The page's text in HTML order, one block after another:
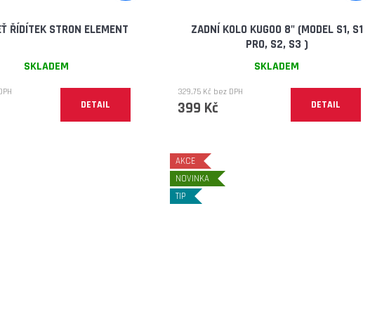
ŘÍDÍTEK STRON ELEMENT
SKLADEM
DETAIL
ZADNÍ KOLO KUGOO 8" (MODEL S1, S1
PRO, S2, S3 )
SKLADEM
329,75 Kč bez DPH
399 Kč DETAIL
AKCE
NOVINKA
TIP